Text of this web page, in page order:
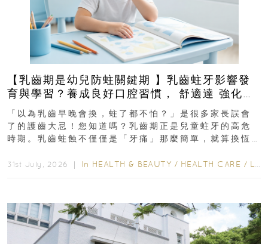
【乳齒期是幼兒防蛀關鍵期 】乳齒蛀牙影響發
育與學習？養成良好口腔習慣， 舒適達 強化琺
瑯質 兒童牙膏防護指南
「以為乳齒早晚會換，蛀了都不怕？」是很多家長誤會
了的護齒大忌！您知道嗎？乳齒期正是兒童蛀牙的高危
時期。乳齒蛀蝕不僅僅是「牙痛」那麼簡單，就算換恆
31st July, 2026 ｜ In HEALTH & BEAUTY / HEALTH CARE / LIFESTYLE